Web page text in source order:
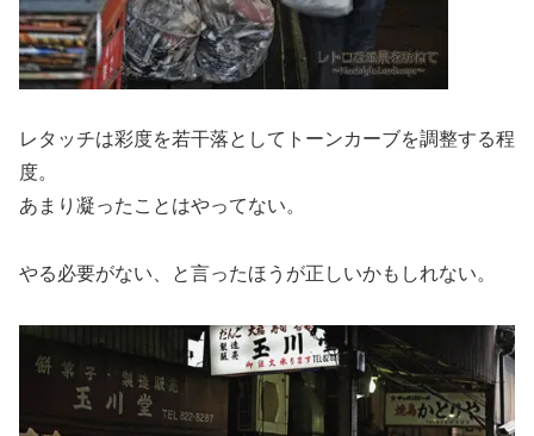
レタッチは彩度を若干落としてトーンカーブを調整する程
度。
あまり凝ったことはやってない。
やる必要がない、と言ったほうが正しいかもしれない。